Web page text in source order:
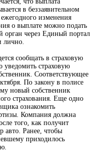
в беззаявительном
изменения
о выплате можно подать
через Единый портал
лично.
сообщать в страховую
страховую
Соответствующее
По закону в полисе
новый собственник
страхования. Еще одно
ознакомить
Компания должна
того, как получит
авто. Ранее, чтобы
приходилось